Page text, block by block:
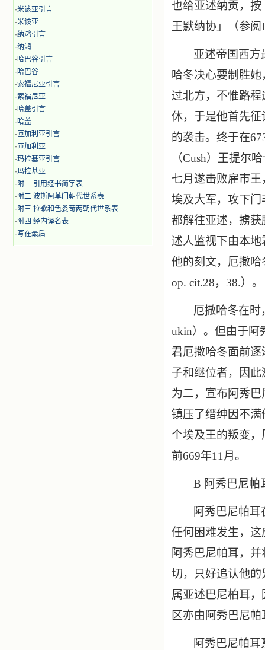
·米该亚引言
·米该亚
·纳鸿引言
·纳鸿
·哈巴谷引言
·哈巴谷
·索福尼亚引言
·索福尼亚
·哈盖引言
·哈盖
· 匝加利亚引言
· 匝加利亚
·玛拉基亚引言
·玛拉基亚
· 附一 引用经书简字表
· 附二 波斯阿革门朝代世系表
· 附三 拉歌和色娄苛两朝代世系表
· 附四 经内译名表
·写在最后
也给亚述纳贡，
王默纳协」（参阅
亚述帝国西方
哈冬决心要制胜
过北方，不惟路
休，于是他首先
的袭击。终于在
（Cush）王提尔
七月遂击败雇市
埃及大军，攻下门
都解往亚述，掳
述人监视下由本
他的刻文，厄撒
op. cit.28， 38.）。
厄撒哈冬在时
ukin）。但由于阿
君厄撒哈冬面前
子和继位者，因
为二，宣布阿秀
镇压了缙绅因不
个埃及王的叛变
前669年11 月。
B 阿秀巴尼帕
阿秀巴尼帕
任何困难发生，
阿秀巴尼帕耳，
切，只好追认他
属亚述巴尼柏耳
区亦由阿秀巴尼
阿秀巴尼帕